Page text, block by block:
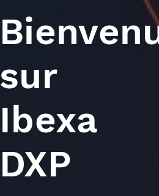
sur
Ibexa
DXP